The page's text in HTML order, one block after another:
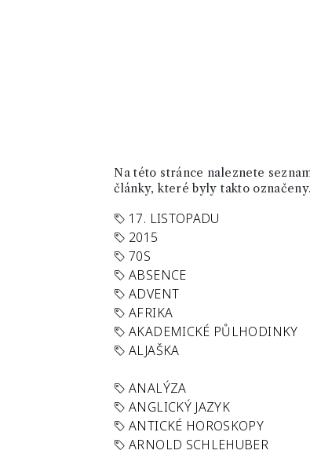
Na této stránce naleznete
články, které byly takto označeny.
17. LISTOPADU
2015
70S
ABSENCE
ADVENT
AFRIKA
AKADEMICKÉ PŮLHODINKY
ALJAŠKA
ANALÝZA
ANGLICKÝ JAZYK
ANTICKÉ HOROSKOPY
ARNOLD SCHLEHUBER